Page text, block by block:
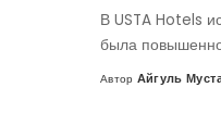
В USTA Hotels
была
Posted
Автор Айгуль